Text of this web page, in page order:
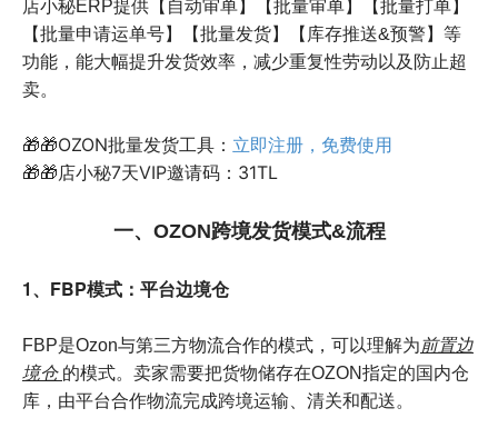
店小秘ERP提供【自动审单】【批量审单】【批量打单】
【批量申请运单号】【批量发货】【库存推送&预警】等
功能，能大幅提升发货效率，减少重复性劳动以及防止超
卖。
🎁🎁OZON批量发货工具： 立即注册，免费使用
🎁🎁店小秘7天VIP邀请码：31TL
一、OZON跨境发货模式&流程
1、FBP模式：平台边境仓
FBP是Ozon与第三方物流合作的模式，可以理解为前置边
境仓 的模式。卖家需要把货物储存在OZON指定的国内仓
库，由平台合作物流完成跨境运输、清关和配送。